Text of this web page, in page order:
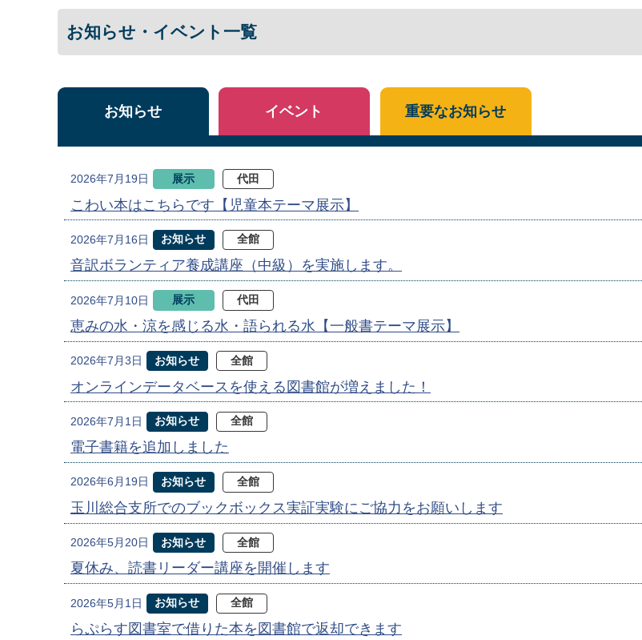
お知らせ・イベント一覧
お知らせ
2026年7月19日 展示 代田
こわい本はこちらです【児童本テーマ展示】
2026年7月16日 お知らせ 全館
音訳ボランティア養成講座（中級）を実施します。
2026年7月10日 展示 代田
恵みの水・涼を感じる水・語られる水【一般書テーマ展示】
2026年7月3日 お知らせ 全館
オンラインデータベースを使える図書館が増えました！
2026年7月1日 お知らせ 全館
電子書籍を追加しました
2026年6月19日 お知らせ 全館
玉川総合支所でのブックボックス実証実験にご協力をお願いします
2026年5月20日 お知らせ 全館
夏休み、読書リーダー講座を開催します
2026年5月1日 お知らせ 全館
らぷらす図書室で借りた本を図書館で返却できます
イベント 重要なお知らせ